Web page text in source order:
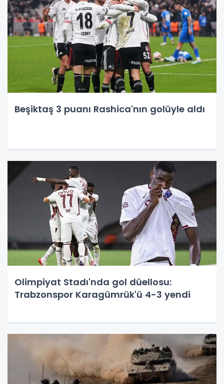
Beşiktaş 3 puanı Rashica'nın golüyle aldı
Olimpiyat Stadı'nda gol düellosu:
Trabzonspor Karagümrük'ü 4-3 yendi